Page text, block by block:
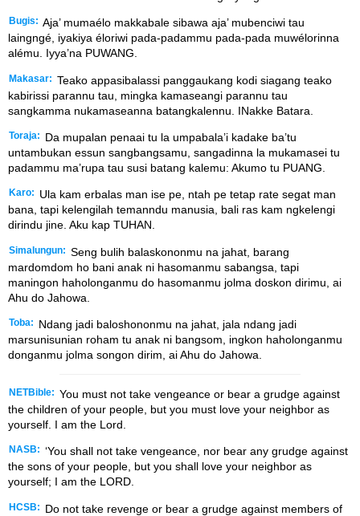
Bugis: Aja’ mumaélo makkabale sibawa aja’ mubenciwi tau
laingngé, iyakiya éloriwi pada-padammu pada-pada muwélorinna
alému. Iyya’na PUWANG.
Makasar: Teako appasibalassi panggaukang kodi siagang teako
kabirissi parannu tau, mingka kamaseangi parannu tau
sangkamma nukamaseanna batangkalennu. INakke Batara.
Toraja:
Da mupalan penaai tu la umpabala’i kadake ba’tu
untambukan essun sangbangsamu, sangadinna la mukamasei tu
padammu ma’rupa tau susi batang kalemu: Akumo tu PUANG.
Karo:
Ula kam erbalas man ise pe, ntah pe tetap rate segat man
bana, tapi kelengilah temanndu manusia, bali ras kam ngkelengi
dirindu jine. Aku kap TUHAN.
Simalungun: Seng bulih balaskononmu na jahat, barang
mardomdom ho bani anak ni hasomanmu sabangsa, tapi
maningon haholonganmu do hasomanmu jolma doskon dirimu, ai
Ahu do Jahowa.
Toba:
Ndang jadi baloshononmu na jahat, jala ndang jadi
marsunisunian roham tu anak ni bangsom, ingkon haholonganmu
donganmu jolma songon dirim, ai Ahu do Jahowa.
NETBible: You must not take vengeance or bear a grudge against
the children of your people, but you must love your neighbor as
yourself. I am the Lord
NASB: ‘You shall not take vengeance, nor bear any grudge against
the sons of your people, but you shall love your neighbor as
yourself; I am the LORD.
HCSB:
Do not take revenge or bear a grudge against members of